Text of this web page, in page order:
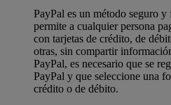
PayPal es un método seguro
permite a cualquier persona
con tarjetas de crédito, de
otras, sin compartir
PayPal, es necesario que se
PayPal y que seleccione una
crédito o de débito.